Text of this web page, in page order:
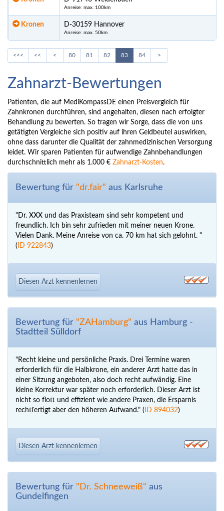
Anreise: max. 100km
Kronen D-30159 Hannover
Anreise: max. 50km
<<< << < 80 81 82 83 84 >
Zahnarzt-Bewertungen
Patienten, die auf MediKompassDE einen Preisvergleich für
Zahnkronen durchführen, sind angehalten, diesen nach erfolgter
Behandlung zu bewerten. So tragen wir Sorge, dass die von uns
getätigten Vergleiche sich positiv auf ihren Geldbeutel auswirken,
ohne dass darunter die Qualität der zahnmedizinischen Versorgung
leidet. Wir sparen Patienten für aufwendige Zahnbehandlungen
durchschnittlich mehr als 1.000 € Zahnarzt-Kosten.
Bewertung für "dr.fair" aus Karlsruhe
"Dr. XXX und das Praxisteam sind sehr kompetent und
freundlich. Ich bin sehr zufrieden mit meiner neuen Krone.
Vielen Dank. Meine Anreise von ca. 70 km hat sich gelohnt. "
( ID 922843)
Diesen Arzt kennenlernen
Bewertung für "ZAHamburg" aus Hamburg -
Stadtteil Sülldorf
"Recht kleine und persönliche Praxis. Drei Termine waren
erforderlich für die Halbkrone, ein anderer Arzt hatte das in
einer Sitzung angeboten, also doch recht aufwändig. Eine
kleine Korrektur war später noch erforderlich. Dieser Arzt ist
nicht so flott und effizient wie andere Praxen, die Ersparnis
rechtfertigt aber den höheren Aufwand." ( ID 894032)
Diesen Arzt kennenlernen
Bewertung für "Dr. Schneeweiß" aus
Gundelfingen